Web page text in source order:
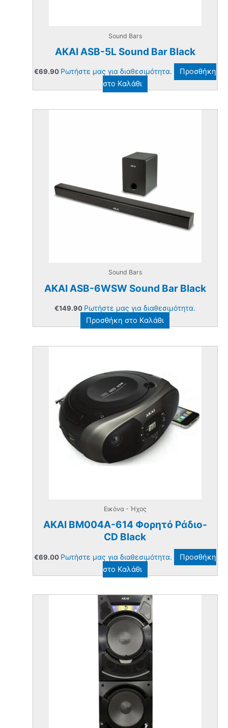
Sound Bars
AKAI ASB-5L Sound Bar Black
€69.90 Ρωτήστε μας για διαθεσιμότητα.
Προσθήκη
στο Καλάθι
Sound Bars
AKAI ASB-6WSW Sound Bar Black
€149.90 Ρωτήστε μας για διαθεσιμότητα.
Προσθήκη στο Καλάθι
Εικόνα - Ήχος
AKAI BM004A-614 Φορητό Ράδιο-
CD Black
€69.00 Ρωτήστε μας για διαθεσιμότητα.
Προσθήκη
στο Καλάθι